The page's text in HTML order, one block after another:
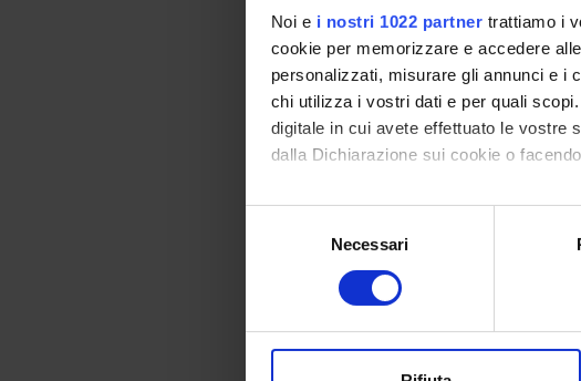
Noi e i nostri 1022 partner trattiamo i
cookie per memorizzare e accedere
personalizzati, misurare gli annunci e i
chi utilizza i vostri dati e per quali
digitale in cui avete effettuato le vostre
dalla Dichiarazione sui cookie o
Con il tuo consenso, vorremmo anche:
raccogliere informazioni sulla
digitali).
modificare o ritirare il tuo consenso in
Necessari
Activity
anatomia
anatomia